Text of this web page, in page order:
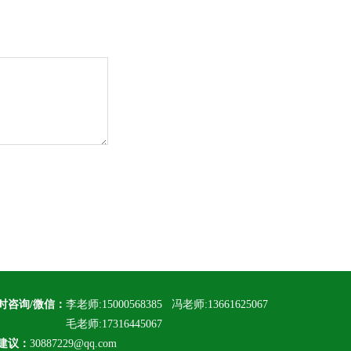
咨询/微信： 李老师:15000568385 冯老师:13661625067
师:17316445067
议： 30887229@qq.com